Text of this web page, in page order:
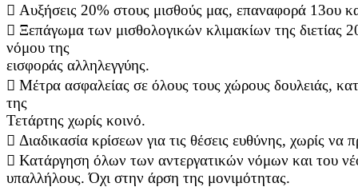
 Αυξήσεις 20% στους μισθούς μας, επαναφορά 13ου
 Ξεπάγωμα των μισθολογικών κλιμακίων της
νόμου της
εισφοράς αλληλεγγύης.
 Μέτρα ασφαλείας σε όλους τους χώρους δουλειάς,
της
Τετάρτης χωρίς κοινό.
 Διαδικασία κρίσεων για τις θέσεις ευθύνης, χωρίς
 Κατάργηση όλων των αντεργατικών νόμων και του
υπαλλήλους. Όχι στην άρση της μονιμότητας.